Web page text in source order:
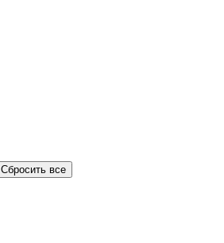
Сбросить все